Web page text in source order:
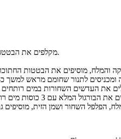
מקלפים את הבטטה וחותכים אותה לקוביות קטנות בגודל של 1.5 ס"מ.